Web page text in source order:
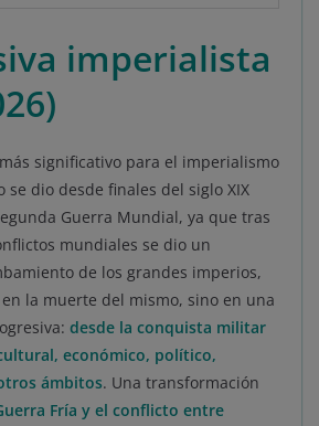
imperialista
significativo para el imperialismo
dio desde finales del siglo XIX
Guerra Mundial, ya que tras
mundiales se dio un
de los grandes imperios,
la muerte del mismo, sino en una
desde la conquista militar
económico, político,
ámbitos. Una transformación
Fría y el conflicto entre